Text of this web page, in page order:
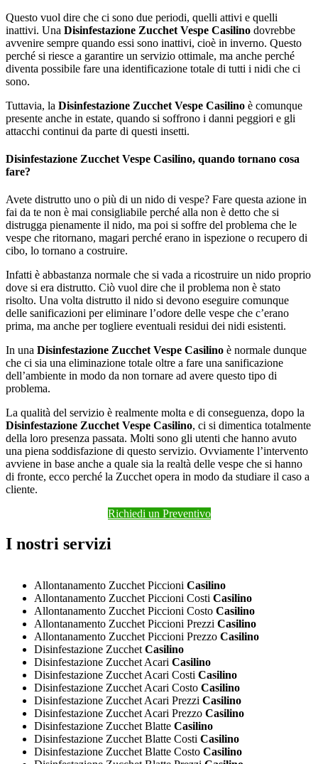
Questo vuol dire che ci sono due periodi, quelli attivi e quelli
inattivi. Una Disinfestazione Zucchet Vespe Casilino dovrebbe
avvenire sempre quando essi sono inattivi, cioè in inverno. Questo
perché si riesce a garantire un servizio ottimale, ma anche perché
diventa possibile fare una identificazione totale di tutti i nidi che ci
sono.
Tuttavia, la Disinfestazione Zucchet Vespe Casilino è comunque
presente anche in estate, quando si soffrono i danni peggiori e gli
attacchi continui da parte di questi insetti.
Disinfestazione Zucchet Vespe Casilino, quando tornano cosa
fare?
Avete distrutto uno o più di un nido di vespe? Fare questa azione in
fai da te non è mai consigliabile perché alla non è detto che si
distrugga pienamente il nido, ma poi si soffre del problema che le
vespe che ritornano, magari perché erano in ispezione o recupero di
cibo, lo tornano a costruire.
Infatti è abbastanza normale che si vada a ricostruire un nido proprio
dove si era distrutto. Ciò vuol dire che il problema non è stato
risolto. Una volta distrutto il nido si devono eseguire comunque
delle sanificazioni per eliminare l’odore delle vespe che c’erano
prima, ma anche per togliere eventuali residui dei nidi esistenti.
In una Disinfestazione Zucchet Vespe Casilino è normale dunque
che ci sia una eliminazione totale oltre a fare una sanificazione
dell’ambiente in modo da non tornare ad avere questo tipo di
problema.
La qualità del servizio è realmente molta e di conseguenza, dopo la
Disinfestazione Zucchet Vespe Casilino, ci si dimentica totalmente
della loro presenza passata. Molti sono gli utenti che hanno avuto
una piena soddisfazione di questo servizio. Ovviamente l’intervento
avviene in base anche a quale sia la realtà delle vespe che si hanno
di fronte, ecco perché la Zucchet opera in modo da studiare il caso a
cliente.
Richiedi un Preventivo
I nostri servizi
Allontanamento Zucchet Piccioni Casilino
Allontanamento Zucchet Piccioni Costi Casilino
Allontanamento Zucchet Piccioni Costo Casilino
Allontanamento Zucchet Piccioni Prezzi Casilino
Allontanamento Zucchet Piccioni Prezzo Casilino
Disinfestazione Zucchet Casilino
Disinfestazione Zucchet Acari Casilino
Disinfestazione Zucchet Acari Costi Casilino
Disinfestazione Zucchet Acari Costo Casilino
Disinfestazione Zucchet Acari Prezzi Casilino
Disinfestazione Zucchet Acari Prezzo Casilino
Disinfestazione Zucchet Blatte Casilino
Disinfestazione Zucchet Blatte Costi Casilino
Disinfestazione Zucchet Blatte Costo Casilino